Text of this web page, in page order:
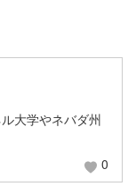
大学やネバダ州
0